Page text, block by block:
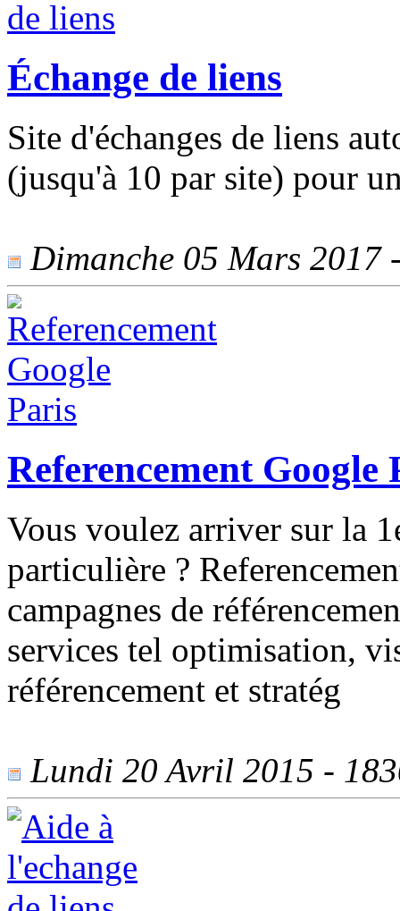
Échange de liens
Site d'échanges de liens
(jusqu'à 10 par site) pour
Dimanche 05 Mars 2017
Referencement Google
Vous voulez arriver sur la
particulière ?
campagnes de
services tel optimisation,
référencement et stratég
Lundi 20 Avril 2015 -